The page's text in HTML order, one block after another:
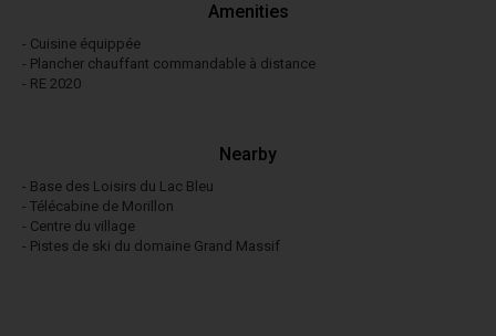
Amenities
- Cuisine équippée
- Plancher chauffant commandable à distance
- RE 2020
Nearby
- Base des Loisirs du Lac Bleu
- Télécabine de Morillon
- Centre du village
- Pistes de ski du domaine Grand Massif